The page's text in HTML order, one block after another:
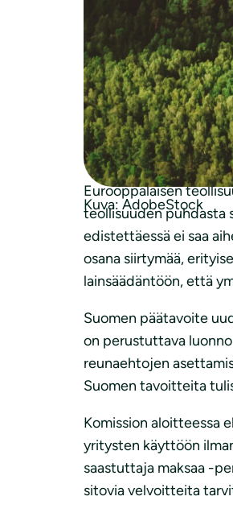
Kuva: AdobeStock
Suomen
tulee tehdä luontoa ja
On tärkeää, että
vauhdittaa siirtymää
saavuttamiseksi
teollisuuden
maankäyttösektorin
Eurooppalaisen
teollisuuden puhdasta
edistettäessä ei saa
osana siirtymää,
lainsäädäntöön, että
Suomen päätavoite
on perustuttava
reunaehtojen
Suomen tavoitteita
Komission aloitteessa
yritysten käyttöön
saastuttaja maksaa -
sitovia velvoitteita